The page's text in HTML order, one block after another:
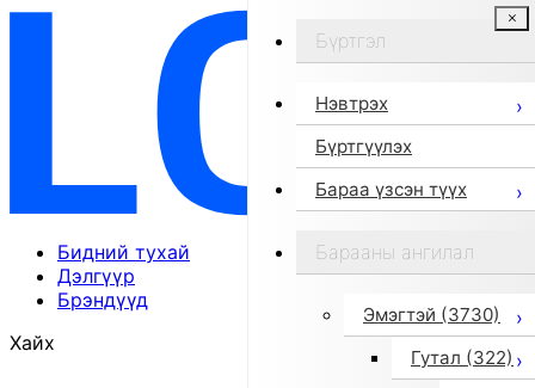
Бидний тухай
Дэлгүүр
Брэндүүд
Хайх
Бүртгэл
Нэвтрэх
Бүртгүүлэх
Бараа үзсэн түүх
Барааны ангилал
Эмэгтэй (3730)
Гутал (322)